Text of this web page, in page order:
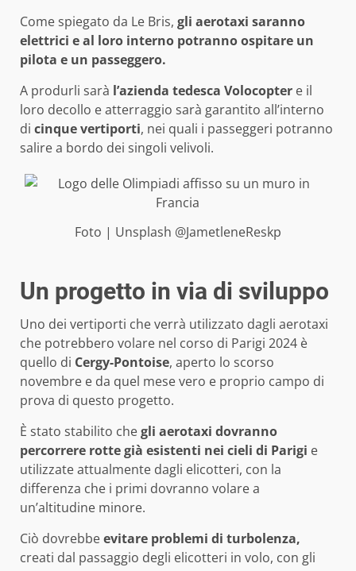
Come spiegato da Le Bris, gli aerotaxi saranno
elettrici e al loro interno potranno ospitare un
pilota e un passeggero.
A produrli sarà l’azienda tedesca Volocopter e il
loro decollo e atterraggio sarà garantito all’interno
di cinque vertiporti, nei quali i passeggeri potranno
salire a bordo dei singoli velivoli.
Foto | Unsplash @JametleneReskp
Un progetto in via di sviluppo
Uno dei vertiporti che verrà utilizzato dagli aerotaxi
che potrebbero volare nel corso di Parigi 2024 è
quello di Cergy-Pontoise, aperto lo scorso
novembre e da quel mese vero e proprio campo di
prova di questo progetto.
È stato stabilito chegli aerotaxi dovranno
percorrere rotte già esistenti nei cieli di Parigi e
utilizzate attualmente dagli elicotteri, con la
differenza che i primi dovranno volare a
un’altitudine minore.
Ciò dovrebbeevitare problemi di turbolenza,
creati dal passaggio degli elicotteri in volo, con gli